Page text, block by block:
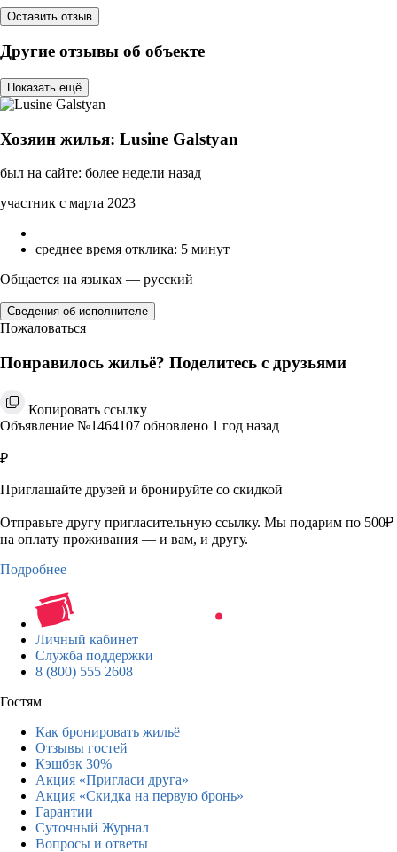
Оставить отзыв
Другие отзывы об объекте
Показать ещё
Хозяин жилья: Lusine Galstyan
был на сайте: более недели назад
участник с марта 2023
среднее время отклика: 5 минут
Общается на языках — русский
Сведения об исполнителе
Пожаловаться
Понравилось жильё? Поделитесь с друзьями
Копировать ссылку
Объявление №1464107 обновлено 1 год назад
₽
Приглашайте друзей и бронируйте со скидкой
Отправьте другу пригласительную ссылку. Мы подарим по 500₽
на оплату проживания — и вам, и другу.
Подробнее
Личный кабинет
Служба поддержки
8 (800) 555 2608
Гостям
Как бронировать жильё
Отзывы гостей
Кэшбэк 30%
Акция «Пригласи друга»
Акция «Скидка на первую бронь»
Гарантии
Суточный Журнал
Вопросы и ответы